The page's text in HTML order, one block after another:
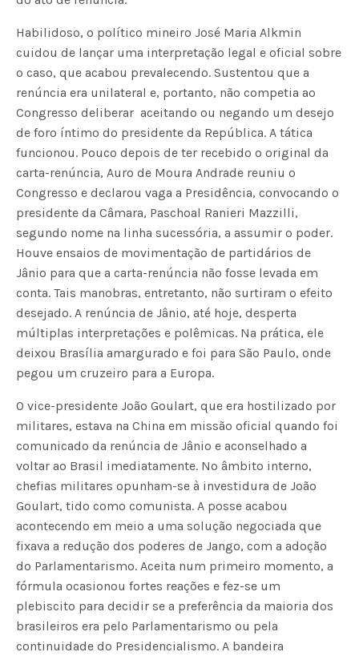
Habilidoso, o político mineiro José Maria Alkmin
cuidou de lançar uma interpretação legal e oficial sobre
o caso, que acabou prevalecendo. Sustentou que a
renúncia era unilateral e, portanto, não competia ao
Congresso deliberar  aceitando ou negando um desejo
de foro íntimo do presidente da República. A tática
funcionou. Pouco depois de ter recebido o original da
carta-renúncia, Auro de Moura Andrade reuniu o
Congresso e declarou vaga a Presidência, convocando o
presidente da Câmara, Paschoal Ranieri Mazzilli,
segundo nome na linha sucessória, a assumir o poder.
Houve ensaios de movimentação de partidários de
Jânio para que a carta-renúncia não fosse levada em
conta. Tais manobras, entretanto, não surtiram o efeito
desejado. A renúncia de Jânio, até hoje, desperta
múltiplas interpretações e polêmicas. Na prática, ele
deixou Brasília amargurado e foi para São Paulo, onde
pegou um cruzeiro para a Europa.
O vice-presidente João Goulart, que era hostilizado por
militares, estava na China em missão oficial quando foi
comunicado da renúncia de Jânio e aconselhado a
voltar ao Brasil imediatamente. No âmbito interno,
chefias militares opunham-se à investidura de João
Goulart, tido como comunista. A posse acabou
acontecendo em meio a uma solução negociada que
fixava a redução dos poderes de Jango, com a adoção
do Parlamentarismo. Aceita num primeiro momento, a
fórmula ocasionou fortes reações e fez-se um
plebiscito para decidir se a preferência da maioria dos
brasileiros era pelo Parlamentarismo ou pela
continuidade do Presidencialismo. A bandeira